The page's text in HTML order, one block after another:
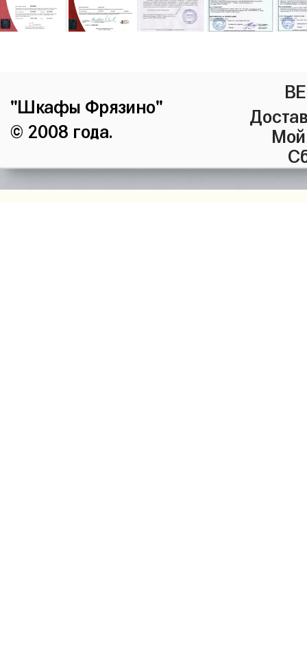
"Шкафы Фрязино"
© 2008 года.